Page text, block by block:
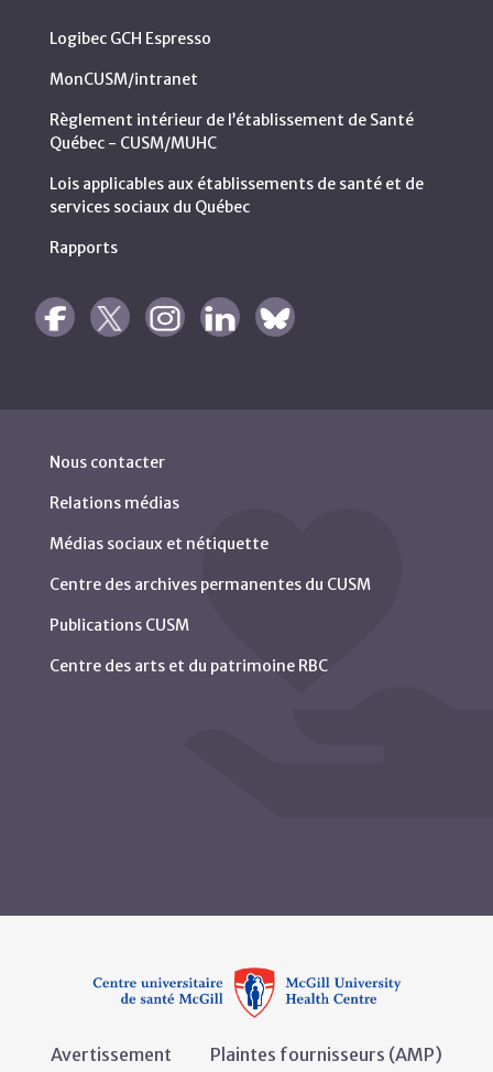
Logibec GCH Espresso
MonCUSM/intranet
Règlement intérieur de l’établissement de Santé
Québec - CUSM/MUHC
Lois applicables aux établissements de santé et de
services sociaux du Québec
Rapports
Nous contacter
Relations médias
Médias sociaux et nétiquette
Centre des archives permanentes du CUSM
Publications CUSM
Centre des arts et du patrimoine RBC
Avertissement Plaintes fournisseurs (AMP)